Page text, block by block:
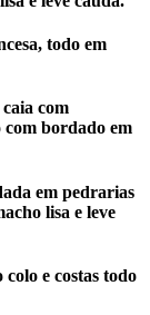
todo em
com
com bordado em
em pedrarias
lisa e leve
e costas todo